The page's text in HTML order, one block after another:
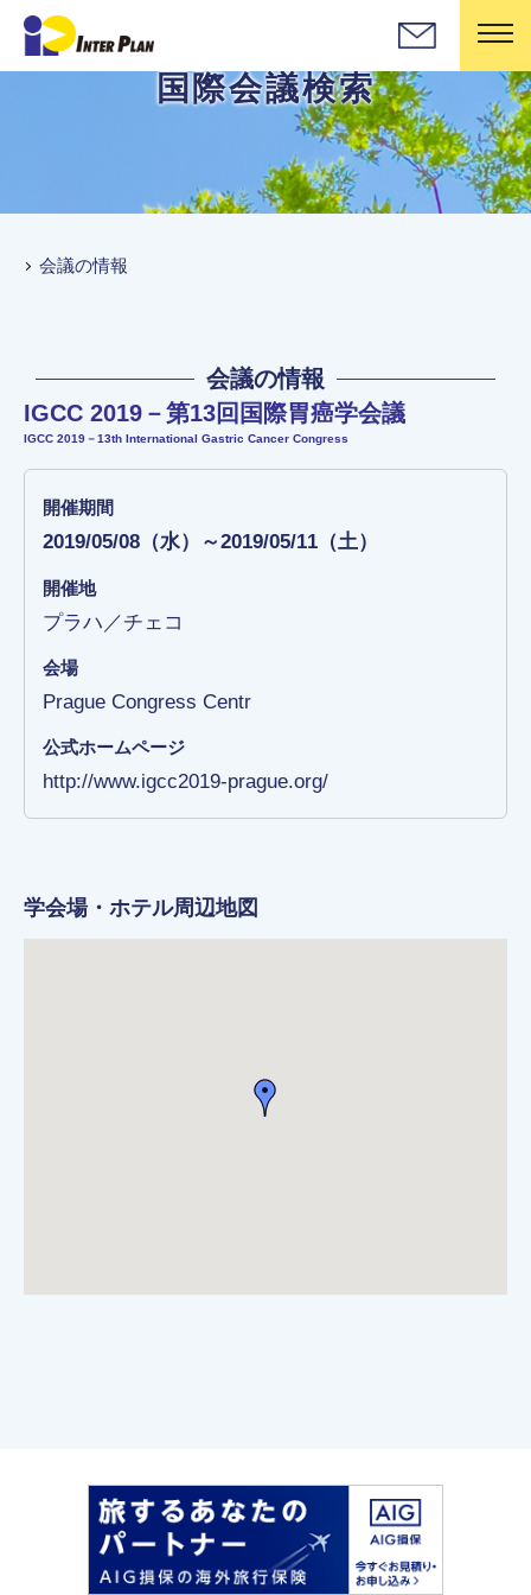
国際会議検索
会議の情報
会議の情報
IGCC 2019－第13回国際胃癌学会議
IGCC 2019－13th International Gastric Cancer Congress
開催期間
2019/05/08（水）～2019/05/11（土）
開催地
プラハ／チェコ
会場
Prague Congress Centr
公式ホームページ
http://www.igcc2019-prague.org/
学会場・ホテル周辺地図